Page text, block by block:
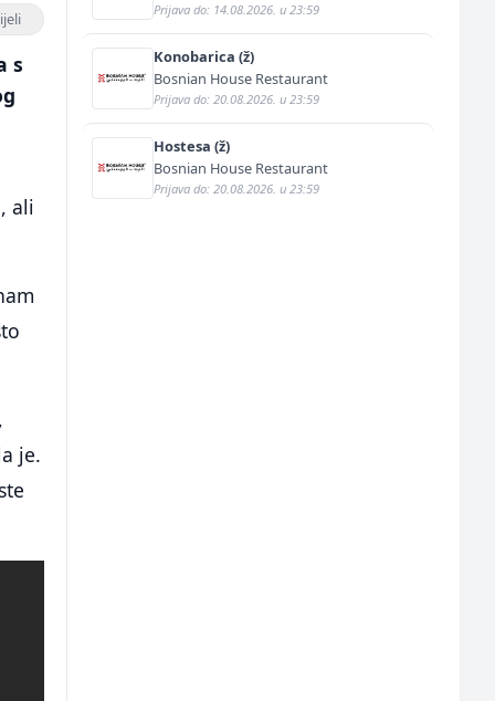
s
ali
je.
Prijava do: 14.08.2026. u 23:59
Konobarica (ž)
Bosnian House Restaurant
Prijava do: 20.08.2026. u 23:59
Hostesa (ž)
Bosnian House Restaurant
Prijava do: 20.08.2026. u 23:59